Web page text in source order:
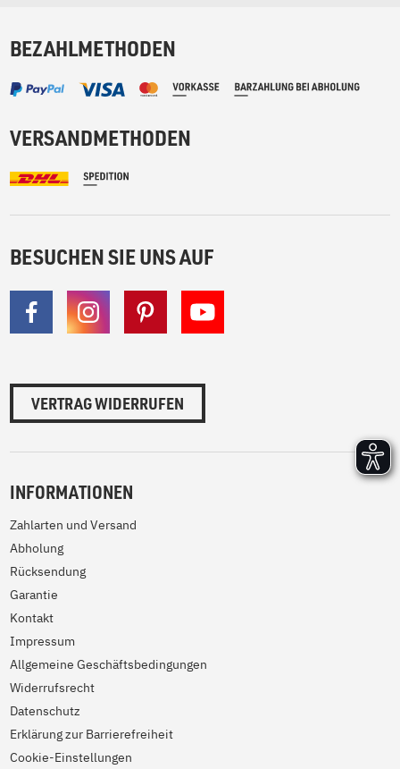
BEZAHLMETHODEN
VERSANDMETHODEN
BESUCHEN SIE UNS AUF
VERTRAG WIDERRUFEN
INFORMATIONEN
Zahlarten und Versand
Abholung
Rücksendung
Garantie
Kontakt
Impressum
Allgemeine Geschäftsbedingungen
Widerrufsrecht
Datenschutz
Erklärung zur Barrierefreiheit
Cookie-Einstellungen